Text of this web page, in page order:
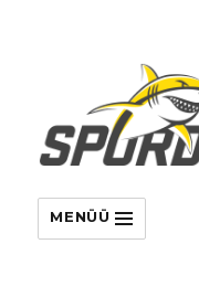
MENÜÜ